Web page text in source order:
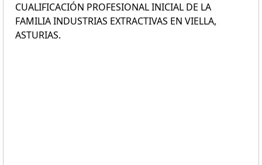
CUALIFICACIÓN PROFESIONAL INICIAL DE LA
FAMILIA INDUSTRIAS EXTRACTIVAS EN VIELLA,
ASTURIAS.